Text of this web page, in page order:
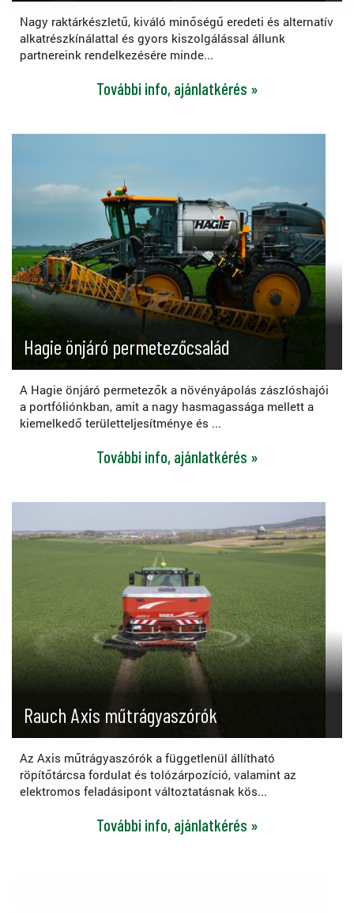
Nagy raktárkészletű, kiváló minőségű eredeti és alternatív
alkatrészkínálattal és gyors kiszolgálással állunk
partnereink rendelkezésére minde...
További info, ajánlatkérés »
Hagie önjáró permetezőcsalád
A Hagie önjáró permetezők a növényápolás zászlóshajói
a portfóliónkban, amit a nagy hasmagassága mellett a
kiemelkedő területteljesítménye és ...
További info, ajánlatkérés »
Rauch Axis műtrágyaszórók
Az Axis műtrágyaszórók a függetlenül állítható
röpítőtárcsa fordulat és tolózárpozíció, valamint az
elektromos feladásipont változtatásnak kös...
További info, ajánlatkérés »